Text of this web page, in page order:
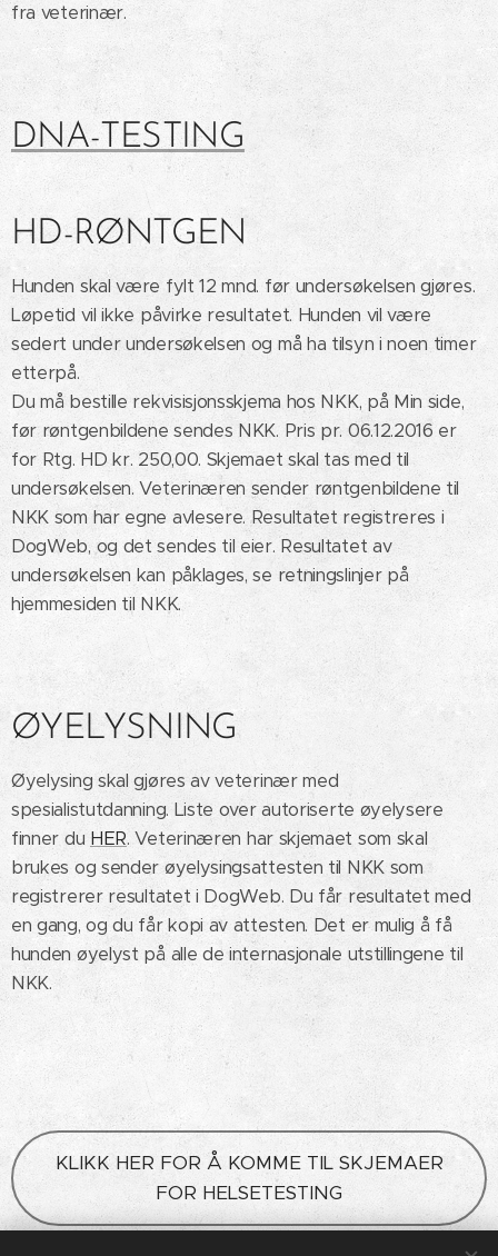
fra veterinær.
DNA-TESTING
HD-RØNTGEN
Hunden skal være fylt 12 mnd. før undersøkelsen gjøres.
Løpetid vil ikke påvirke resultatet. Hunden vil være
sedert under undersøkelsen og må ha tilsyn i noen timer
etterpå.
Du må bestille rekvisisjonsskjema hos NKK, på Min side,
før røntgenbildene sendes NKK. Pris pr. 06.12.2016 er
for Rtg. HD kr. 250,00. Skjemaet skal tas med til
undersøkelsen. Veterinæren sender røntgenbildene til
NKK som har egne avlesere. Resultatet registreres i
DogWeb, og det sendes til eier. Resultatet av
undersøkelsen kan påklages, se retningslinjer på
hjemmesiden til NKK.
ØYELYSNING
Øyelysing skal gjøres av veterinær med
spesialistutdanning. Liste over autoriserte øyelysere
finner du HER. Veterinæren har skjemaet som skal
brukes og sender øyelysingsattesten til NKK som
registrerer resultatet i DogWeb. Du får resultatet med
en gang, og du får kopi av attesten. Det er mulig å få
hunden øyelyst på alle de internasjonale utstillingene til
NKK.
KLIKK HER FOR Å KOMME TIL SKJEMAER
FOR HELSETESTING